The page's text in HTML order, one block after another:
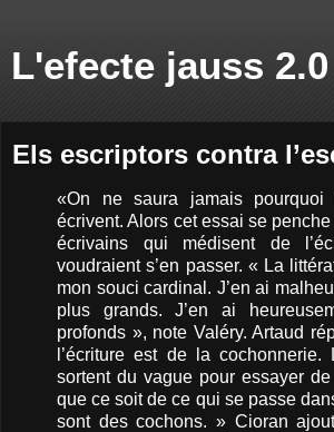
L'efecte jauss 2.0
Els escriptors contra
«On ne saura jamais pourquoi
écrivent. Alors cet essai se
écrivains qui médisent de
voudraient s’en passer. « La
mon souci cardinal. J’en ai
plus grands. J’en ai
profonds », note Valéry. Artaud
l’écriture est de la
sortent du vague pour essayer
que ce soit de ce qui se passe
sont des cochons. » Cioran